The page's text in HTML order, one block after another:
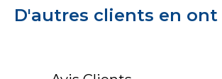
D'autres clients en